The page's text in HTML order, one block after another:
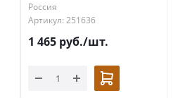
Россия
Артикул: 251636
1 465 руб./шт.